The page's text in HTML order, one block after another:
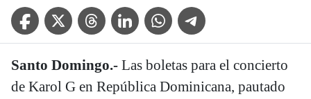
Facebook IconTwitter IconThreads IconLinkedin IconWhatsApp IconTelegram Icon
Santo Domingo.- Las boletas para el concierto
de Karol G en República Dominicana, pautado